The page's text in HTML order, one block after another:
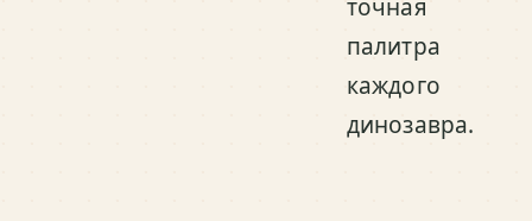
точная
палитра
каждого
динозавра.